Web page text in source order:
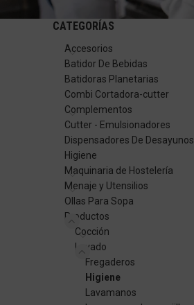
CATEGORÍAS
Accesorios
Batidor De Bebidas
Batidoras Planetarias
Combi Cortadora-cutter
Complementos
Cutter - Emulsionadores
Dispensadores De Desayunos
Higiene
Maquinaria de Hostelería
Menaje y Utensilios
Ollas Para Sopa
Productos
Cocción
Lavado
Fregaderos
Higiene
Lavamanos